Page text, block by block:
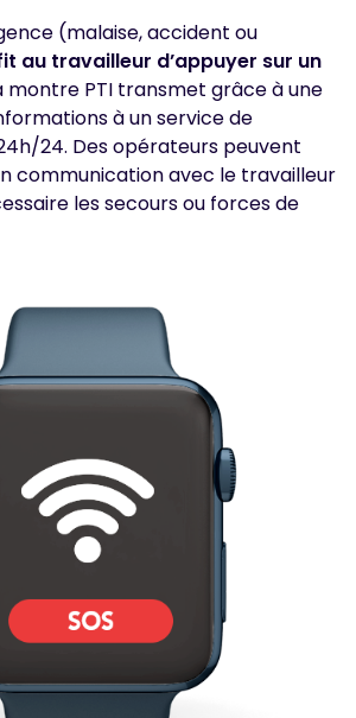
(malaise, accident ou
au travailleur d’appuyer sur un
montre PTI transmet grâce à une
à un service de
24. Des opérateurs peuvent
communication avec le travailleur
les secours ou forces de